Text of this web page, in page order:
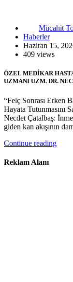
Mücahit
Haberler
Haziran 15,
409 views
ÖZEL MEDİKAR
UZMANI UZM. DR.
“Felç Sonrası Erken
Hayata Tutunmasını
Necdet Çatalbaş:
giden kan akışının
Continue reading
Reklam Alanı